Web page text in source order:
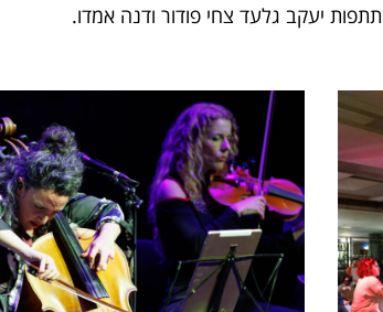
יעקב גלעד צחי פודור ודנה אמדו.